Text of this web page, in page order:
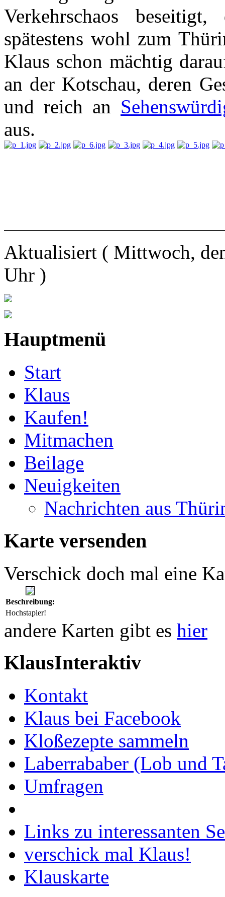
Verkehrschaos
spätestens wohl zum
Klaus schon mächtig
an der Kotschau, deren
und reich an
aus.
Aktualisiert ( Mittwoch,
Uhr )
Hauptmenü
Start
Klaus
Kaufen!
Mitmachen
Beilage
Neuigkeiten
Nachrichten aus
Karte versenden
Verschick doch mal eine
Beschreibung:
Hochstapler!
andere Karten gibt es hier
KlausInteraktiv
Kontakt
Klaus bei Facebook
Kloßezepte sammeln
Laberrababer (Lob und
Umfragen
Links zu interessanten
verschick mal Klaus!
Klauskarte